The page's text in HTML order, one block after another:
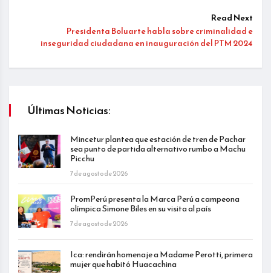
Read Next
Presidenta Boluarte habla sobre criminalidad e
inseguridad ciudadana en inauguración del PTM 2024
Últimas Noticias:
Mincetur plantea que estación de tren de Pachar
sea punto de partida alternativo rumbo a Machu
Picchu
7 de agosto de 2026
PromPerú presenta la Marca Perú a campeona
olímpica Simone Biles en su visita al país
7 de agosto de 2026
Ica: rendirán homenaje a Madame Perotti, primera
mujer que habitó Huacachina